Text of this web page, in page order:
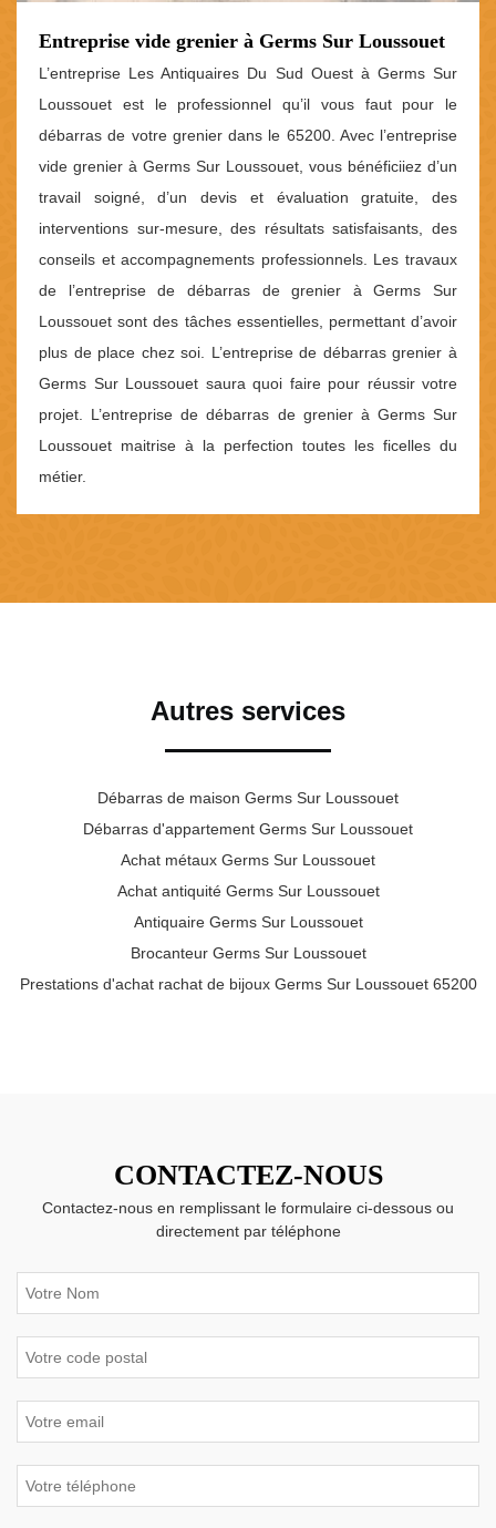
Entreprise vide grenier à Germs Sur Loussouet
L’entreprise Les Antiquaires Du Sud Ouest à Germs Sur
Loussouet est le professionnel qu’il vous faut pour le
débarras de votre grenier dans le 65200. Avec l’entreprise
vide grenier à Germs Sur Loussouet, vous bénéficiiez d’un
travail soigné, d’un devis et évaluation gratuite, des
interventions sur-mesure, des résultats satisfaisants, des
conseils et accompagnements professionnels. Les travaux
de l’entreprise de débarras de grenier à Germs Sur
Loussouet sont des tâches essentielles, permettant d’avoir
plus de place chez soi. L’entreprise de débarras grenier à
Germs Sur Loussouet saura quoi faire pour réussir votre
projet. L’entreprise de débarras de grenier à Germs Sur
Loussouet maitrise à la perfection toutes les ficelles du
métier.
Autres services
Débarras de maison Germs Sur Loussouet
Débarras d'appartement Germs Sur Loussouet
Achat métaux Germs Sur Loussouet
Achat antiquité Germs Sur Loussouet
Antiquaire Germs Sur Loussouet
Brocanteur Germs Sur Loussouet
Prestations d'achat rachat de bijoux Germs Sur Loussouet 65200
CONTACTEZ-NOUS
Contactez-nous en remplissant le formulaire ci-dessous ou
directement par téléphone